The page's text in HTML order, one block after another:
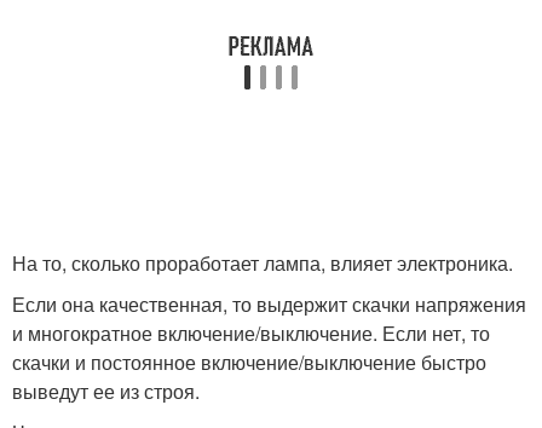
На то, сколько проработает лампа, влияет электроника.
Если она качественная, то выдержит скачки напряжения
и многократное включение/выключение. Если нет, то
скачки и постоянное включение/выключение быстро
выведут ее из строя.